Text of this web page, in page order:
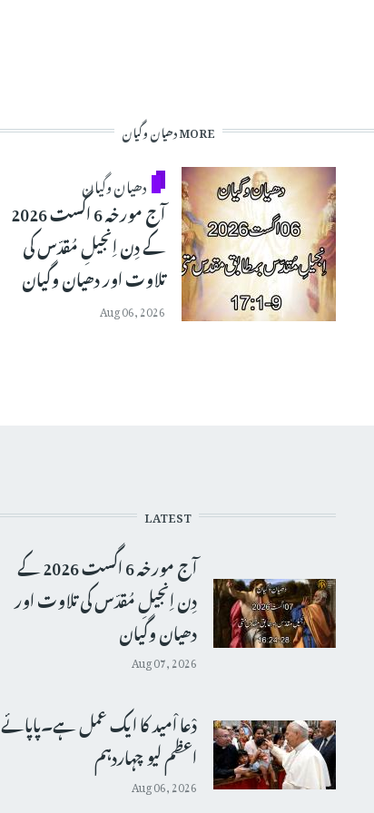
MORE دھیان وگیان
دھیان وگیان
آج مورخہ 6 اگست 2026
کے دِن اِنجیلِ مُقدّس کی
تلاوت اور دھیان وگیان
Aug 06, 2026
LATEST
آج مورخہ 6 اگست 2026 کے
دِن اِنجیلِ مُقدّس کی تلاوت اور
دھیان وگیان
Aug 07, 2026
دْعا اْمید کا ایک عمل ہے۔پاپائے
اعظم لیو چہاردہم
Aug 06, 2026